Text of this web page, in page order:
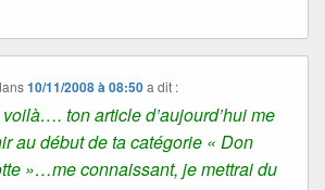
10/11/2008 à 08:50 a dit :
ton article d’aujourd’hui me
au début de ta catégorie « Don
»…me connaissant, je mettrai du